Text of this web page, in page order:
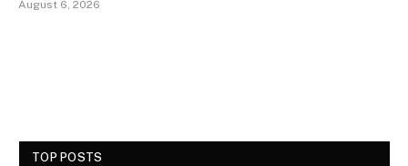
August 6, 2026
TOP POSTS